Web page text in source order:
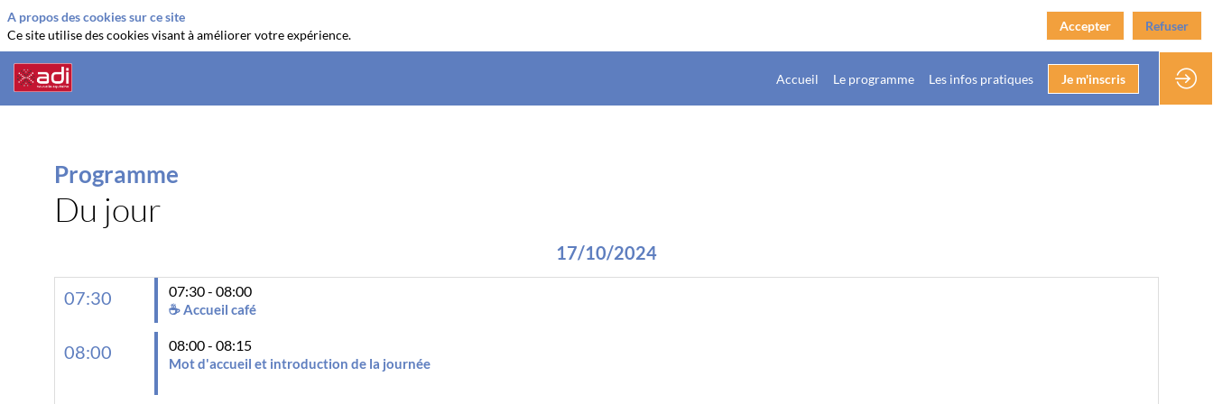
Accueil Le programme Les infos pratiques Je m'inscris
Programme
Du jour
17/10/2024
07:30 07:30 - 08:00
☕ Accueil café
08:00 08:00 - 08:15
Mot d'accueil et introduction de la journée
A propos des cookies sur ce site
Ce site utilise des cookies visant à améliorer votre expérience.
Accepter Refuser